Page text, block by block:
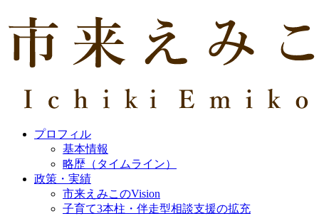
プロフィル
基本情報
略歴（タイムライン）
政策・実績
市来えみこのVision
子育て3本柱・伴走型相談支援の拡充